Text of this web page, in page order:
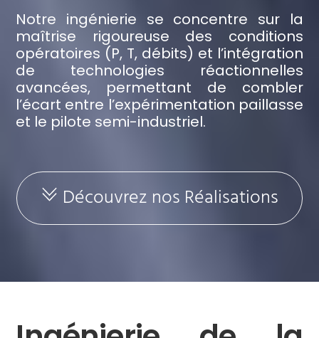
Notre ingénierie se concentre sur la
maîtrise rigoureuse des conditions
opératoires (P, T, débits) et l’intégration
de technologies réactionnelles
avancées, permettant de combler
l’écart entre l’expérimentation paillasse
et le pilote semi-industriel.
Découvrez nos Réalisations